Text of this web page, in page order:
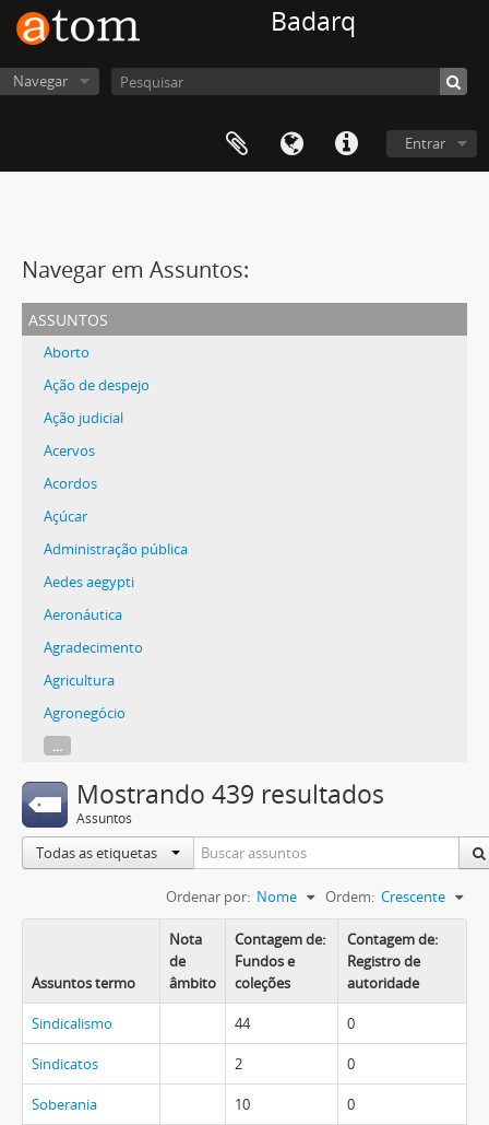
Badarq
Navegar
Entrar
Navegar em Assuntos:
assuntos
Aborto
Ação de despejo
Ação judicial
Acervos
Acordos
Açúcar
Administração pública
Aedes aegypti
Aeronáutica
Agradecimento
Agricultura
Agronegócio
...
Mostrando 439 resultados
Assuntos
Todas as etiquetas
Ordenar por: Nome Ordem: Crescente
Assuntos termo
Nota
de
âmbito
Contagem de:
Fundos e
coleções
Contagem de:
Registro de
autoridade
Sindicalismo 44 0
Sindicatos 2 0
Soberania 10 0